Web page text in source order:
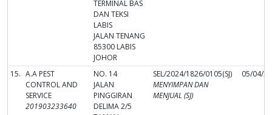
TERMINAL BAS
DAN TEKSI
LABIS
JALAN TENANG
85300 LABIS
JOHOR
15. A.A PEST
CONTROL AND
SERVICE
201903233640
NO. 14
JALAN
PINGGIRAN
DELIMA 2/5
SEL/2024/1826/0105(SJ)
MENYIMPAN DAN
MENJUAL (SJ)
05/04/